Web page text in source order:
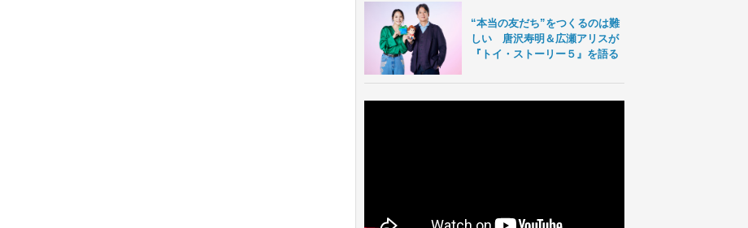
“本当の友だち”をつくるのは難
しい 唐沢寿明＆広瀬アリスが
『トイ・ストーリー５』を語る